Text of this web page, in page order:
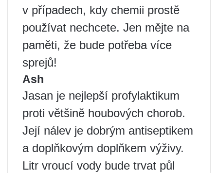
v případech, kdy chemii prostě
používat nechcete. Jen mějte na
paměti, že bude potřeba více
sprejů!
Ash
Jasan je nejlepší profylaktikum
proti většině houbových chorob.
Její nálev je dobrým antiseptikem
a doplňkovým doplňkem výživy.
Litr vroucí vody bude trvat půl